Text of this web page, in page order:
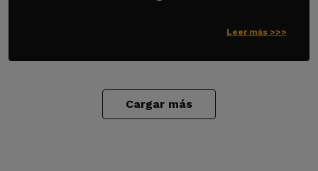
Leer más >>>
Cargar más